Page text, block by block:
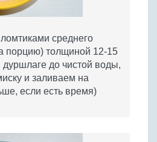
среднего
порцию) толщиной 12-15
до чистой воды,
и заливаем на
если есть время)